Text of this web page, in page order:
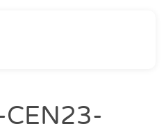
CEN23-